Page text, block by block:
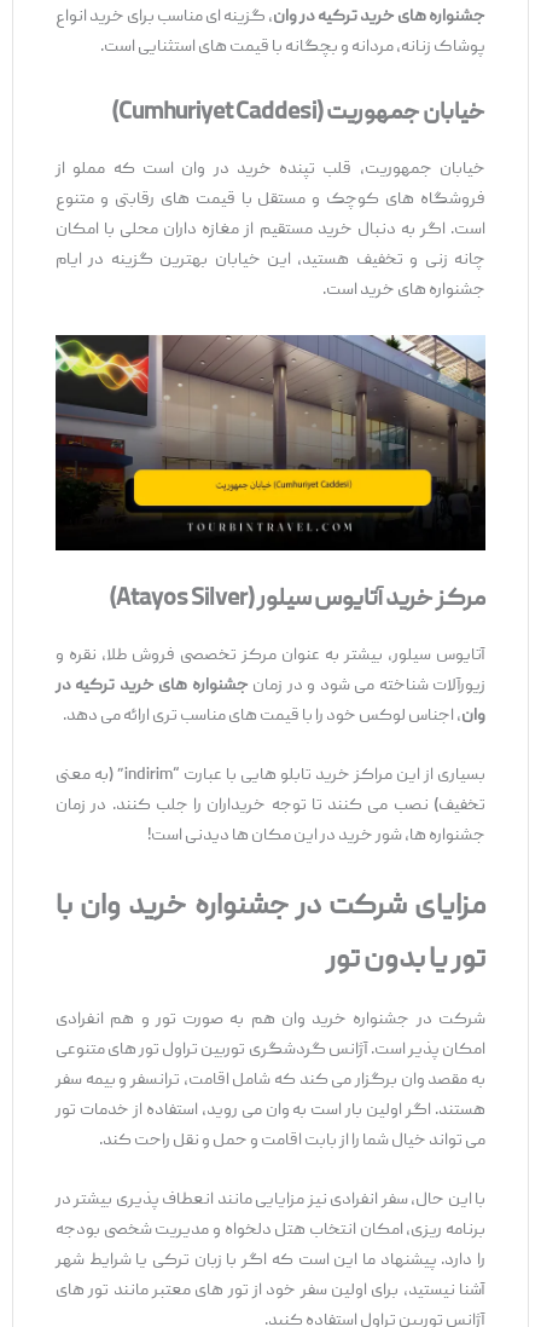
جشنواره ‌های خرید ترکیه در وان، گزینه ‌ای مناسب برای خرید انواع
پوشاک زنانه، مردانه و بچگانه با قیمت ‌های استثنایی است.
خیابان جمهوریت(Cumhuriyet Caddesi)
خیابان جمهوریت، قلب تپنده خرید در وان است که مملو از
فروشگاه‌ های کوچک و مستقل با قیمت ‌های رقابتی و متنوع
است. اگر به‌ دنبال خرید مستقیم از مغازه ‌داران محلی با امکان
چانه‌ زنی و تخفیف هستید، این خیابان بهترین گزینه در ایام
جشنواره‌ های خرید است.
مرکز خرید آتایوس سیلور(Atayos Silver)
آتایوس سیلور، بیشتر به عنوان مرکز تخصصی فروش طلا، نقره و
زیورآلات شناخته می ‌شود و در زمانجشنواره ‌های خرید ترکیه در
وان، اجناس لوکس خود را با قیمت ‌های مناسب‌ تری ارائه می ‌دهد.
بسیاری از این مراکز خرید تابلو هایی با عبارت “indirim” (به معنی
تخفیف) نصب می ‌کنند تا توجه خریداران را جلب کنند. در زمان
جشنواره‌ ها، شور خرید در این مکان ‌ها دیدنی است!
مزایای شرکت در جشنواره خرید وان با
تور یا بدون تور
شرکت در جشنواره‌ خرید وان هم به‌ صورت تور و هم انفرادی
امکان ‌پذیر است. آژانس گردشگری توربین تراول تور های متنوعی
به مقصد وان برگزار می ‌کند که شامل اقامت، ترانسفر و بیمه سفر
هستند. اگر اولین بار است به وان می ‌روید، استفاده از خدمات تور
می ‌تواند خیال شما را از بابت اقامت و حمل ‌و نقل راحت کند.
با این حال، سفر انفرادی نیز مزایایی مانند انعطاف ‌پذیری بیشتر در
برنامه ‌ریزی، امکان انتخاب هتل دلخواه و مدیریت شخصی بودجه
را دارد. پیشنهاد ما این است که اگر با زبان ترکی یا شرایط شهر
آشنا نیستید، برای اولین سفر خود از تور های معتبر مانند تور های
آژانس توربین تراول استفاده کنید.